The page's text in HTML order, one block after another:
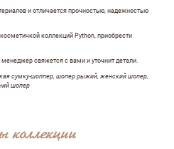
и отличается прочностью, надежностью
коллекций Python, приобрести
свяжется с вами и уточнит детали.
сумку-шоппер, шопер рыжий, женский шопер,
шопер
коллекции